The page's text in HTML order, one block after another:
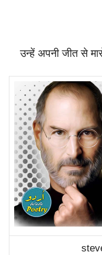
उन्हें अपनी जीत से